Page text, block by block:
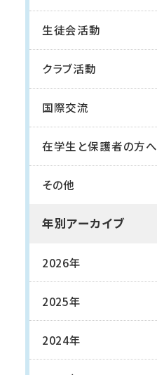
生徒会活動
クラブ活動
国際交流
在学生と保護者の方へ
その他
年別アーカイブ
2026年
2025年
2024年